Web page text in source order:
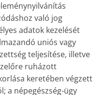
való jog
adatok kezelését
uniós vagy
teljesítése, illetve
ruházott
keretében végzett
a népegészség-ügy